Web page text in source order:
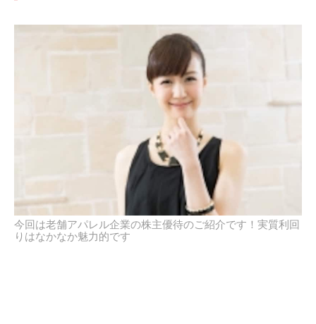
今回は老舗アパレル企業の株主優待のご紹介です！実質利回
りはなかなか魅力的です